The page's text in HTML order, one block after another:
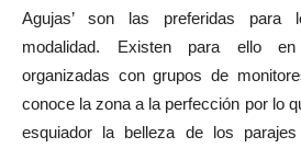
Agujas’ son las preferidas para
modalidad. Existen para ello
organizadas con grupos de
conoce la zona a la perfección por lo
esquiador la belleza de los